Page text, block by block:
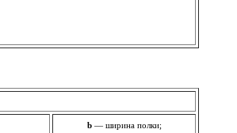
b— ширина полки;